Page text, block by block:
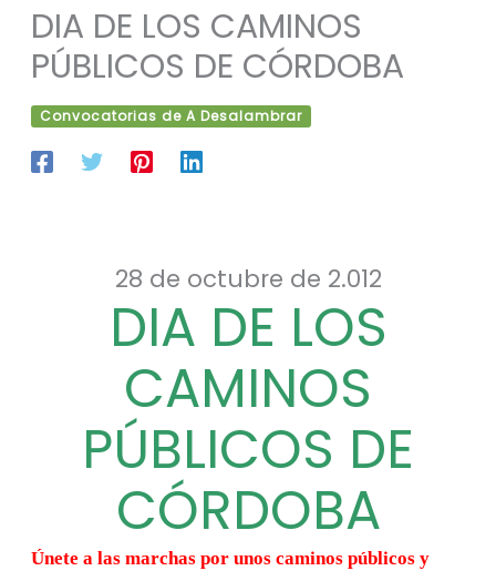
DIA DE LOS CAMINOS
PÚBLICOS DE CÓRDOBA
Convocatorias de A Desalambrar
28 de octubre de 2.012
DIA DE LOS
CAMINOS
PÚBLICOS DE
CÓRDOBA
Únete a las marchas por unos caminos públicos y